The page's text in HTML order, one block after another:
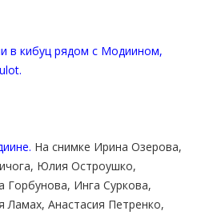
в кибуц рядом с Модиином,
На снимке Ирина Озерова,
Юлия Остроушко,
Горбунова, Инга Суркова,
Ламах, Анастасия Петренко,